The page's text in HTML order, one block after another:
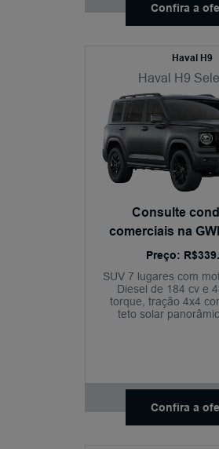
Confira a
Haval H9
Haval H9
Consulte
comerciais na
Preço:
SUV 7 lugares com
Diesel de 184 cv e
torque, tração 4x4
teto solar
Confira a